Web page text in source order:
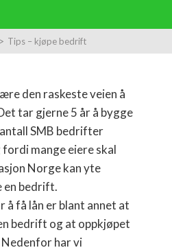
Tips – kjøpe bedrift
den raskeste veien å
tar gjerne 5 år å bygge
SMB bedrifter
mange eiere skal
Norge kan yte
en bedrift.
å få lån er blant annet at
bedrift og at oppkjøpet
har vi